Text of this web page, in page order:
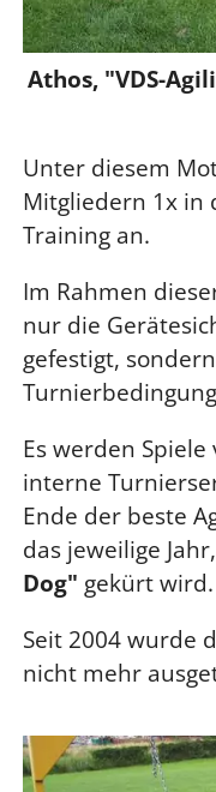
Athos, "VDS-
Unter diesem
Mitgliedern 1x in
Training an.
Im Rahmen
nur die
gefestigt,
Es werden
interne
Ende der beste
das jeweilige
Dog" gekürt wird.
Seit 2004 wurde
nicht mehr